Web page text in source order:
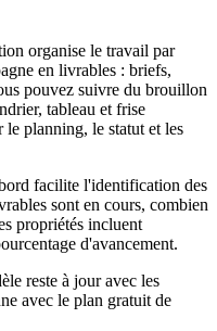
organise le travail par
en livrables : briefs,
pouvez suivre du brouillon
tableau et frise
planning, le statut et les
facilite l'identification des
sont en cours, combien
propriétés incluent
d'avancement.
reste à jour avec les
avec le plan gratuit de